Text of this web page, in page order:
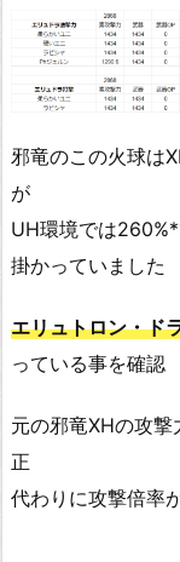
邪竜のこの火球は
が
UH環境では
掛かっていました
エリュトロン・ド
っている事を確認
元の邪竜XHの攻
正
代わりに攻撃倍率